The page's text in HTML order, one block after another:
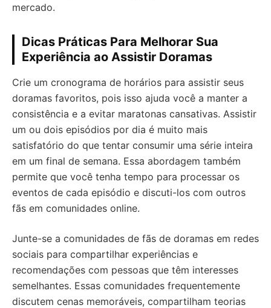
mercado.
Dicas Práticas Para Melhorar Sua
Experiência ao Assistir Doramas
Crie um cronograma de horários para assistir seus
doramas favoritos, pois isso ajuda você a manter a
consistência e a evitar maratonas cansativas. Assistir
um ou dois episódios por dia é muito mais
satisfatório do que tentar consumir uma série inteira
em um final de semana. Essa abordagem também
permite que você tenha tempo para processar os
eventos de cada episódio e discuti-los com outros
fãs em comunidades online.
Junte-se a comunidades de fãs de doramas em redes
sociais para compartilhar experiências e
recomendações com pessoas que têm interesses
semelhantes. Essas comunidades frequentemente
discutem cenas memoráveis, compartilham teorias